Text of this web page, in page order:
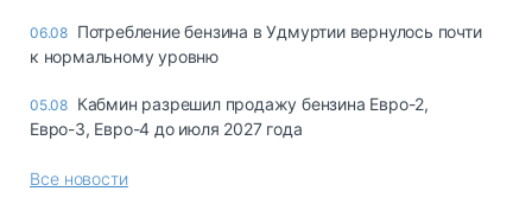
06.08 Потребление бензина в Удмуртии вернулось почти
к нормальному уровню
05.08 Кабмин разрешил продажу бензина Евро-2,
Евро-3, Евро-4 до июля 2027 года
Все новости